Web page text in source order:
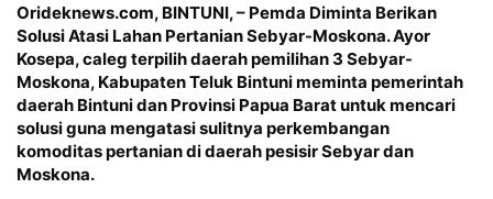
Orideknews.com, BINTUNI, – Pemda Diminta Berikan
Solusi Atasi Lahan Pertanian Sebyar-Moskona. Ayor
Kosepa, caleg terpilih daerah pemilihan 3 Sebyar-
Moskona, Kabupaten Teluk Bintuni meminta pemerintah
daerah Bintuni dan Provinsi Papua Barat untuk mencari
solusi guna mengatasi sulitnya perkembangan
komoditas pertanian di daerah pesisir Sebyar dan
Moskona.